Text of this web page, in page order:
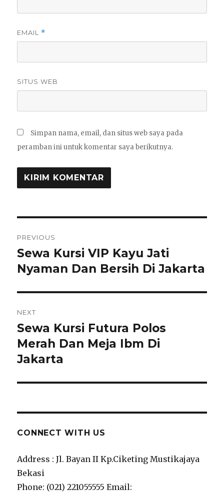
EMAIL *
SITUS WEB
Simpan nama, email, dan situs web saya pada
peramban ini untuk komentar saya berikutnya.
pos
PREVIOUS
Previous
post:
Sewa Kursi VIP Kayu Jati
Nyaman Dan Bersih Di Jakarta
NEXT
Next
post:
Sewa Kursi Futura Polos
Merah Dan Meja Ibm Di
Jakarta
CONNECT WITH US
Address : Jl. Bayan II Kp.Ciketing Mustikajaya
Bekasi
Phone: (021) 221055555 Email: